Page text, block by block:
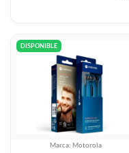
DISPONIBLE
Marca: Motorola